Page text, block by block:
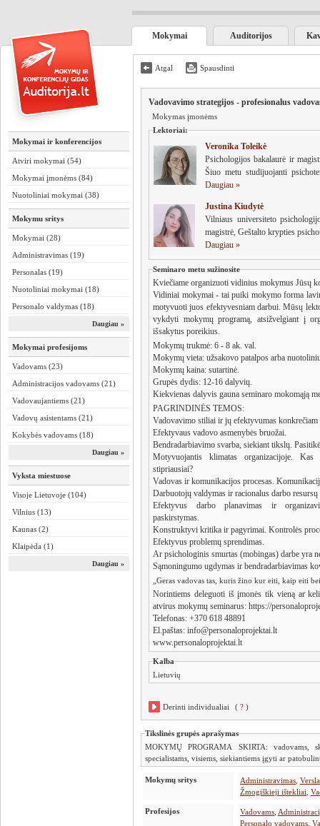
Mokymai Auditorijos
Mokymai ir konferencijos
Atviri mokymai (54)
Mokymai įmonėms (84)
Nuotoliniai mokymai (38)
Mokymu sritys
Mokymai (28)
Administravimas (19)
Personalas (19)
Nuotoliniai mokymai (18)
Personalo valdymas (18)
Daugiau »
Mokymai profesijoms
Vadovams (23)
Administracijos vadovams (21)
Vadovaujantiems (21)
Vadovų asistentams (21)
Kokybės vadovams (18)
Daugiau »
Vyksta miestuose
Visoje Lietuvoje (104)
Vilnius (13)
Kaunas (2)
Klaipėda (1)
Daugiau »
Atgal Spausdinti
Vadovavimo strategijos - profesionalus
Mokymas įmonėms
Lektoriai:
Veronika Toleikė
Psichologijos bakalaurė ir magistrė, Lietuvos psichologų sąjungos narė.
Šiuo metu studijuojanti
Daugiau »
Justina Kiudytė
Vilniaus universiteto
magistrė, Geštalto krypties
Daugiau »
Seminaro metu sužinosite
Kviečiame organizuoti vidinius mokymus Jūsų
Vidiniai mokymai - tai puiki mokymo forma
motyvuoti juos efektyvesniam darbui. Mūsų
vykdyti mokymų programą, atsižvelgiant į
išsakytus poreikius.
Mokymų trukmė: 6 - 8 ak. val.
Mokymų vieta: užsakovo patalpos arba
Mokymų kaina: sutartinė.
Grupės dydis: 12-16 dalyvių.
Kiekvienas dalyvis gauna seminaro mokomąją
PAGRINDINĖS TEMOS:
Vadovavimo stiliai ir jų efektyvumas
Efektyvaus vadovo asmenybės bruožai.
Bendradarbiavimo svarba, siekiant tikslų.
Motyvuojantis klimatas organizacijoje.
stipriausiai?
Vadovas ir komunikacijos procesas.
Darbuotojų valdymas ir racionalus darbo
Efektyvus darbo planavimas ir
paskirstymas.
Konstruktyvi kritika ir pagyrimai. Kontrolės
Efektyvus problemų sprendimas.
Ar psichologinis smurtas (mobingas) darbe yra
Sąmoningumo ugdymas ir bendradarbiavimas
„Geras vadovas tas, kuris žino kur eiti, kaip eiti
Norintiems deleguoti iš įmonės tik vieną ar
atvirus mokymų seminarus: https://
Telefonas: +370 618 48891
El.paštas: info@personaloprojektai.lt
www.personaloprojektai.lt
Kalba
Lietuvių
Derinti individualiai ( ? )
Tikslinės grupės aprašymas
MOKYMŲ PROGRAMA SKIRTA: vadovams,
specialistams, visiems, siekiantiems įgyti ar
Mokymų sritys Administravimas
Žmogiškieji ištekliai
Profesijos Vadovams
Personalo vadovams